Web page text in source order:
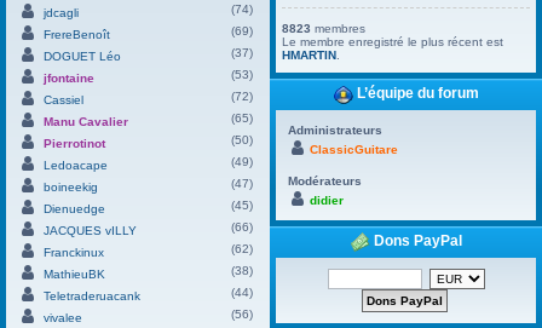
jdcagli
(74)
FrereBenoît
(69)
DOGUET Léo
(37)
jfontaine
(53)
Cassiel
(72)
Manu Cavalier
(65)
Pierrotinot
(50)
Ledoacape
(49)
boineekig
(47)
Dienuedge
(45)
JACQUES vILLY
(66)
Franckinux
(62)
MathieuBK
(38)
Teletraderuacank
(44)
vivalee
(56)
8823 membres
Le membre enregistré le plus récent est
HMARTIN.
L’équipe du forum
Administrateurs
ClassicGuitare
Modérateurs
didier
Dons PayPal